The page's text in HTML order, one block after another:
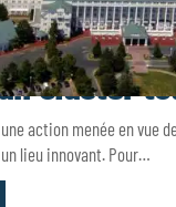
cluster
action menée en vue
lieu innovant. Pour…